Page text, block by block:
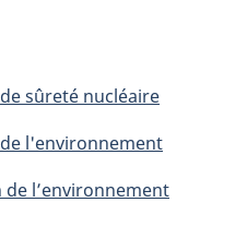
sûreté nucléaire
l'environnement
l’environnement